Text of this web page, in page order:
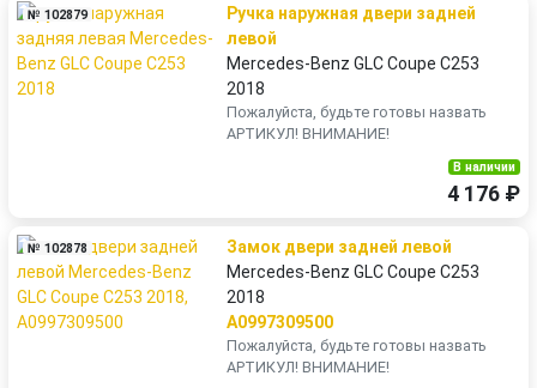
№ 102879
Ручка наружная двери задней
левой
Mercedes-Benz GLC Coupe C253
2018
Пожалуйста, будьте готовы назвать
АРТИКУЛ! ВНИМАНИЕ!
В наличии
4 176 ₽
№ 102878
Замок двери задней левой
Mercedes-Benz GLC Coupe C253
2018
A0997309500
Пожалуйста, будьте готовы назвать
АРТИКУЛ! ВНИМАНИЕ!